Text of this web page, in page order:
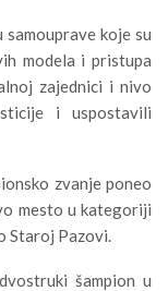
samouprave koje su
modela i pristupa
zajednici i nivo
i uspostavili
zvanje poneo
mesto u kategoriji
Staroj Pazovi.
šampion u